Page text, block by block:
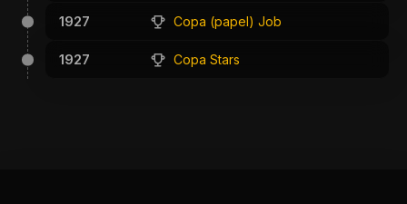
1927 Copa (papel) Job
1927 Copa Stars